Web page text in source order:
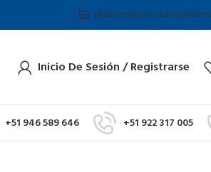
Inicio De Sesión / Registrarse
+51 946 589 646 +51 922 317 005